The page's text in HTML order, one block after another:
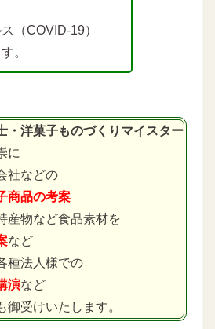
（COVID-19）
。
・洋菓子ものづくりマイスター
に
社などの
商品の考案
物など食品素材を
など
種法人様での
演など
受けいたします。